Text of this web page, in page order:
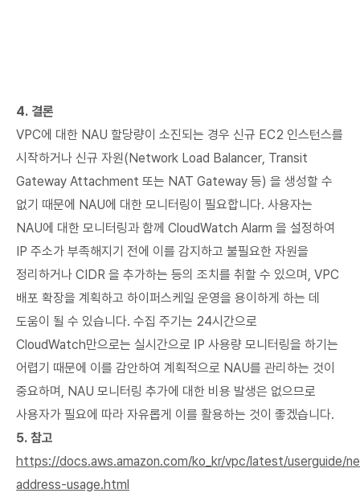
4. 결론
VPC에 대한 NAU 할당량이 소진되는 경우 신규 EC2 인스턴스를
시작하거나 신규 자원(Network Load Balancer, Transit
Gateway Attachment 또는 NAT Gateway 등) 을 생성할 수
없기 때문에 NAU에 대한 모니터링이 필요합니다. 사용자는
NAU에 대한 모니터링과 함께 CloudWatch Alarm 을 설정하여
IP 주소가 부족해지기 전에 이를 감지하고 불필요한 자원을
정리하거나 CIDR 을 추가하는 등의 조치를 취할 수 있으며, VPC
배포 확장을 계획하고 하이퍼스케일 운영을 용이하게 하는 데
도움이 될 수 있습니다. 수집 주기는 24시간으로
CloudWatch만으로는 실시간으로 IP 사용량 모니터링을 하기는
어렵기 때문에 이를 감안하여 계획적으로 NAU를 관리하는 것이
중요하며, NAU 모니터링 추가에 대한 비용 발생은 없으므로
사용자가 필요에 따라 자유롭게 이를 활용하는 것이 좋겠습니다.
5. 참고
https://docs.aws.amazon.com/ko_kr/vpc/latest/userguide/
address-usage.html